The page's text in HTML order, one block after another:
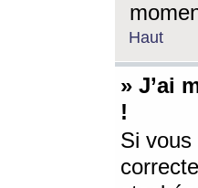
Haut
» J’ai
!
Si vous